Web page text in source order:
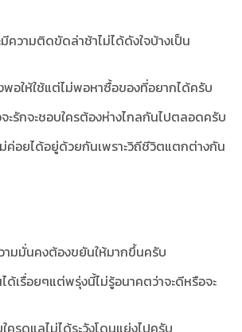
ความติดขัดล่าช้าไม่ได้ดังใจบ้างเป็น
พอให้ใช้แต่ไม่พอหาซื้อของที่อยากได้ครับ
รักจะชอบใครต้องห่างไกลกันไปตลอดครับ
อยได้อยู่ด้วยกันเพราะวิถีชีวิตแตกต่างกัน
ามมั่นคงต้องขยันให้มากขึ้นครับ
ด้เรื่อยๆแต่พรุ่งนี้ไม่รู้อนาคตว่าจะดีหรือจะ
ครดูแลไม่ได้ระวังโดนแย่งไปครับ